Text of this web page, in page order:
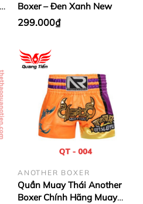
Boxer – Đen Xanh New
299.000₫
ANOTHER BOXER
Quần Muay Thái Another
Boxer Chính Hãng Muay